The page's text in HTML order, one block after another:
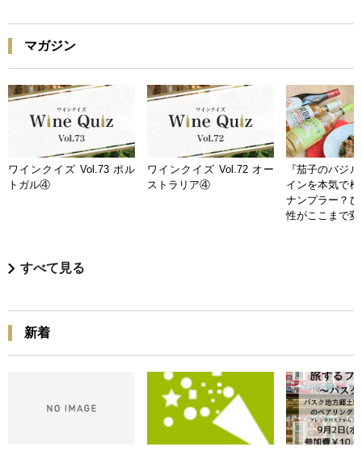
マガジン
ワインクイズ Vol.73 ポル
トガル④
ワインクイズ Vol.72 オー
ストラリア④
『茄子のバジ
インを本気で
ナンプラー？
性がここまで
すべて見る
新着